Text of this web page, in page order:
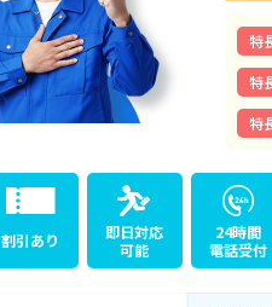
特
特
特
割引あり
即日対応
可能
24時間
電話受付